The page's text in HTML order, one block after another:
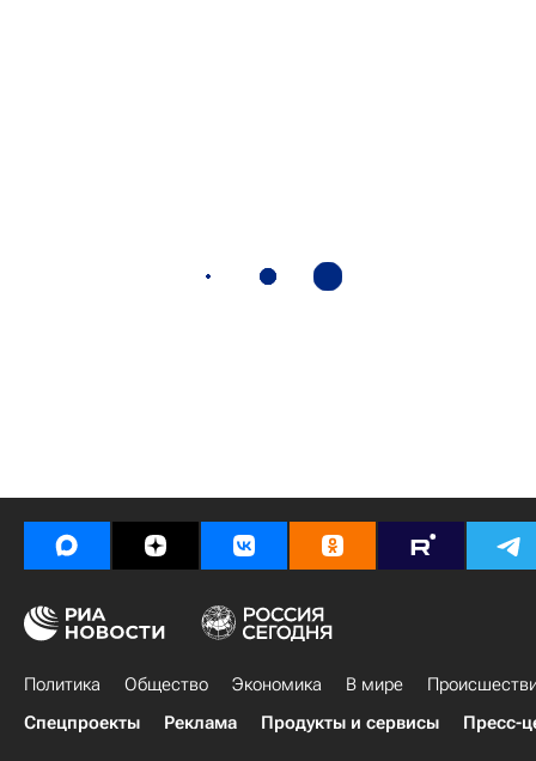
Политика Общество Экономика В мире
Спецпроекты
Реклама Продукты и сервисы Пресс-